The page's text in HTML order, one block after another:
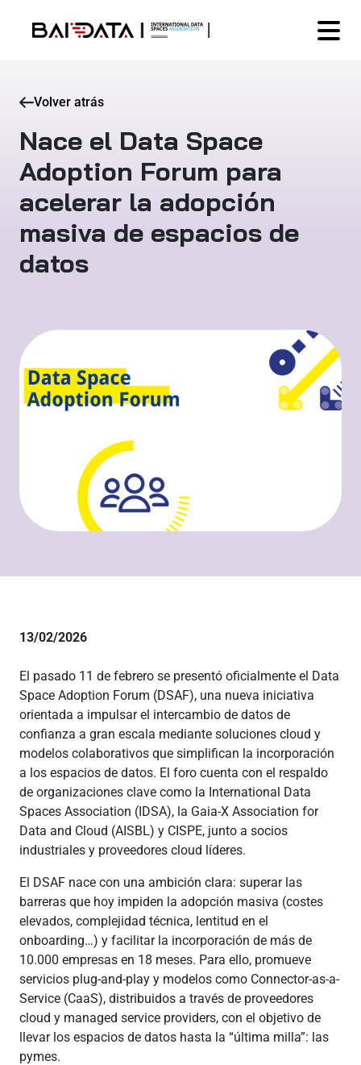
Volver atrás
Nace el Data Space
Adoption Forum para
acelerar la adopción
masiva de espacios de
datos
13/02/2026
El pasado 11 de febrero se presentó oficialmente el Data
Space Adoption Forum (DSAF), una nueva iniciativa
orientada a impulsar el intercambio de datos de
confianza a gran escala mediante soluciones cloud y
modelos colaborativos que simplifican la incorporación
a los espacios de datos. El foro cuenta con el respaldo
de organizaciones clave como la International Data
Spaces Association (IDSA), la Gaia-X Association for
Data and Cloud (AISBL) y CISPE, junto a socios
industriales y proveedores cloud líderes.
El DSAF nace con una ambición clara: superar las
barreras que hoy impiden la adopción masiva (costes
elevados, complejidad técnica, lentitud en el
onboarding…) y facilitar la incorporación de más de
10.000 empresas en 18 meses. Para ello, promueve
servicios plug-and-play y modelos como Connector-as-a-
Service (CaaS), distribuidos a través de proveedores
cloud y managed service providers, con el objetivo de
llevar los espacios de datos hasta la “última milla”: las
pymes.